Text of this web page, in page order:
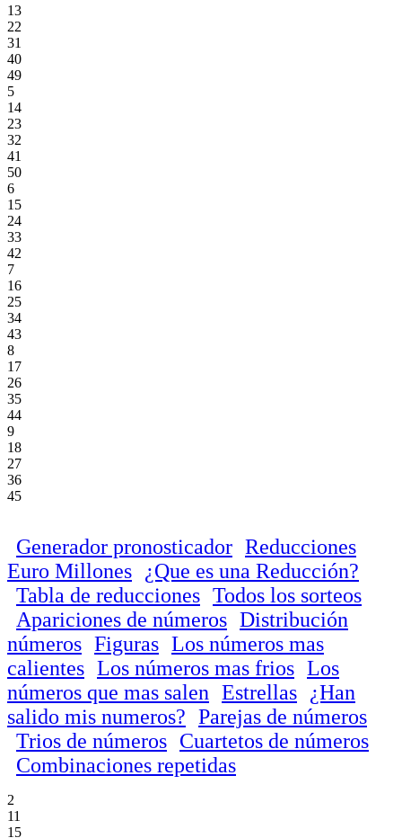
13
22
31
40
49
5
14
23
32
41
50
6
15
24
33
42
7
16
25
34
43
8
17
26
35
44
9
18
27
36
45
Generador pronosticador Reducciones
Euro Millones
¿Que es una Reducción?
Tabla de reducciones Todos los sorteos
Apariciones de números Distribución
números Figuras Los números mas
calientes Los números mas frios Los
números que mas salen Estrellas
¿Han
salido mis numeros? Parejas de números
Trios de números Cuartetos de números
Combinaciones repetidas
2
11
15